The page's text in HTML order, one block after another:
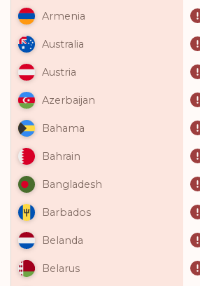
Armenia
Australia
Austria
Azerbaijan
Bahama
Bahrain
Bangladesh
Barbados
Belanda
Belarus